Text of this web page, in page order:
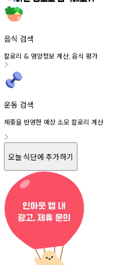
음식 검색
칼로리 & 영양정보 계산, 음식 평가
운동 검색
체중을 반영한 예상 소모 칼로리 계산
오늘 식단에 추가하기